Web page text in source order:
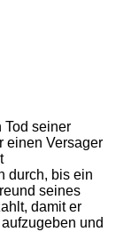
Tod seiner
einen Versager
durch, bis ein
seines
damit er
und